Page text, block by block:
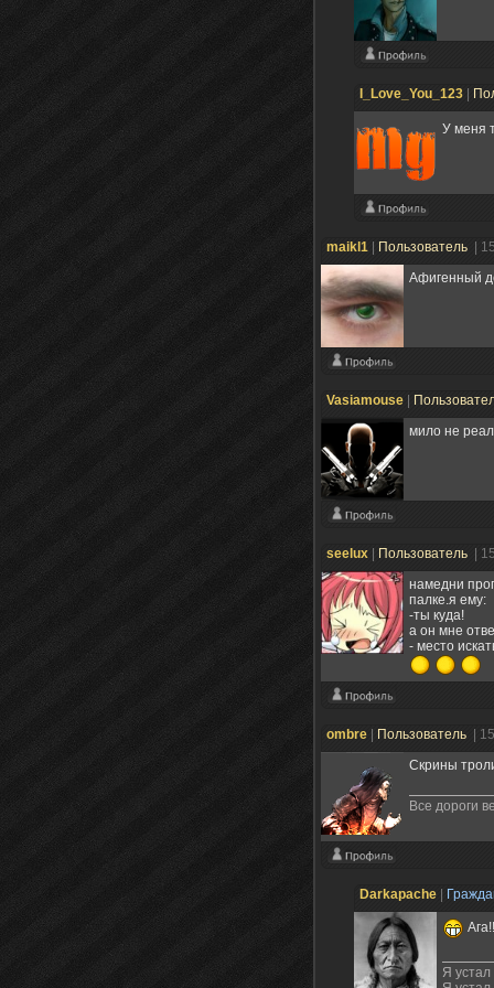
I_Love_You_123
У меня
maikl1 Пользователь
|
Афигенный
Vasiamouse
мило не
seelux Пользователь
|
намедни
палке.я ему:
-ты куда!
а он мне
- место
ombre Пользователь
|
Скрины
Все дороги
Darkapache
Я